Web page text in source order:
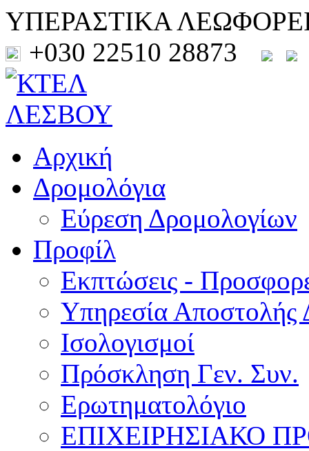
ΥΠΕΡΑΣΤΙΚΑ
+030 22510 28873
Αρχική
Δρομολόγια
Εύρεση Δρομολογίων
Προφίλ
Εκπτώσεις -
Υπηρεσία Αποστολής
Ισολογισμοί
Πρόσκληση Γεν. Συν.
Ερωτηματολόγιο
ΕΠΙΧΕΙΡΗΣΙΑΚΟ